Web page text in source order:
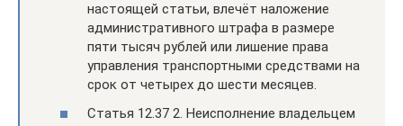
настоящей статьи, влечёт наложение
административного штрафа в размере
пяти тысяч рублей или лишение права
управления транспортными средствами на
срок от четырех до шести месяцев.
Статья 12.37 2. Неисполнение владельцем